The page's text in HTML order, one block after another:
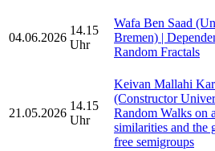
04.06.2026
14.15
Uhr
Wafa Ben Saad
Bremen) |
Random Fractals
21.05.2026
14.15
Uhr
Keivan Mallahi
(Constructor
Random Walks on
similarities and the
free semigroups